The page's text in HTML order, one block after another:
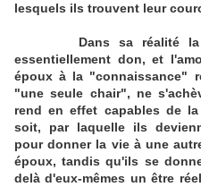
lesquels ils trouvent leur
Dans sa réalité la
essentiellement don, et
époux à la "connaissance"
"une seule chair", ne
rend en effet capables de
soit, par laquelle ils
pour donner la vie à une
époux, tandis qu'ils se
delà d'eux-mêmes un être